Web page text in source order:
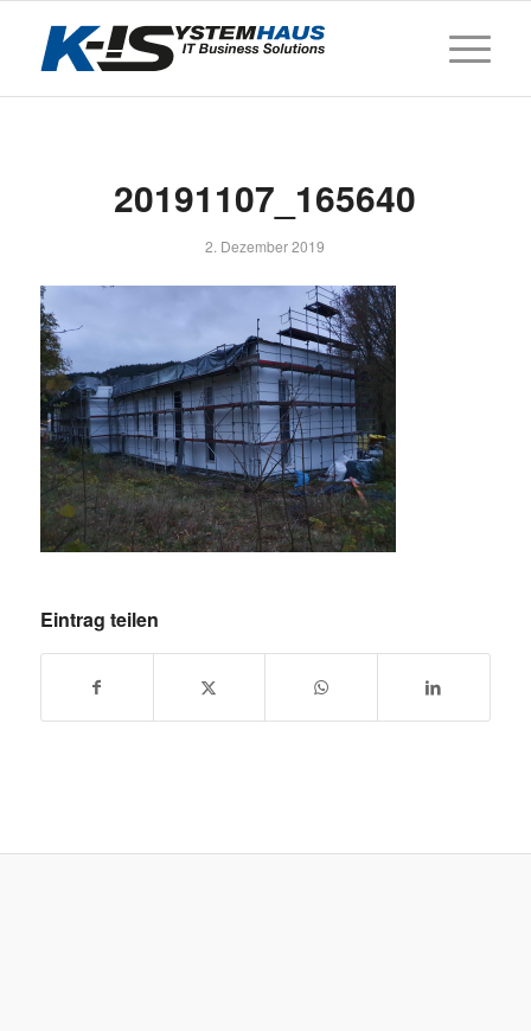
20191107_165640
2. Dezember 2019
Eintrag teilen